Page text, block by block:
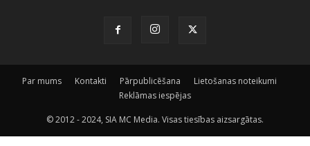
Par mums Kontakti Pārpublicēšana
Lietošanas noteikumi
Reklāmas iespējas
© 2012 - 2024, SIA MC Media. Visas tiesības aizsargātas.